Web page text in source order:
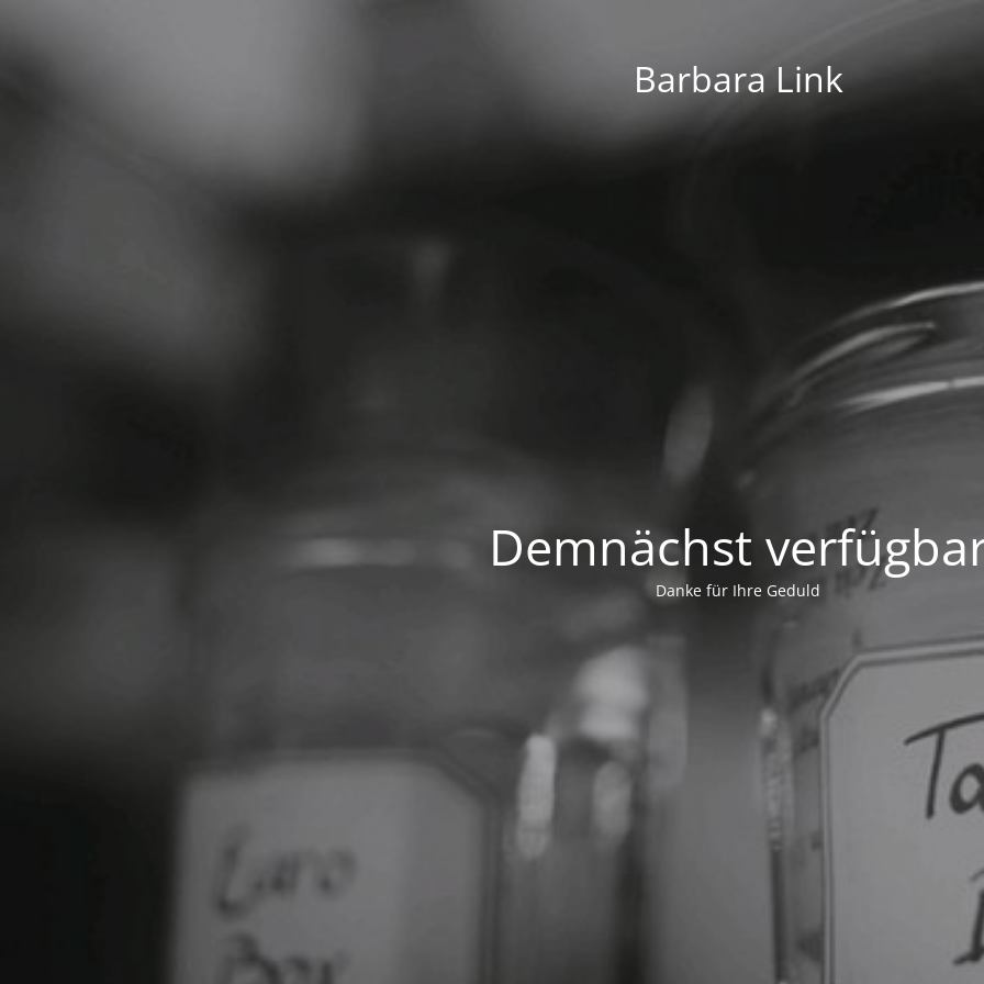
Barbara Link
Demnächst
Danke für Ihre Geduld